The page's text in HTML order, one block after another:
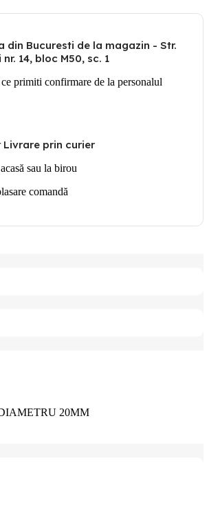
din Bucuresti de la magazin - Str.
14, bloc M50, sc. 1
primiti confirmare de la personalul
Livrare prin curier
sau la birou
comandă
20MM